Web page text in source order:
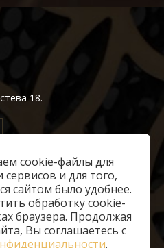
cookie-файлы для
и для того,
сайтом было удобнее.
обработку cookie-
браузера. Продолжая
Вы соглашаетесь с
.
18.